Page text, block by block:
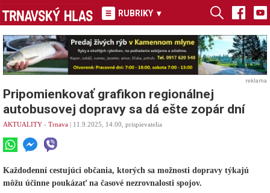
RUBRIKY ▾
reklama
Pripomienkovať grafikon regionálnej
autobusovej dopravy sa dá ešte zopár dní
AKTUALITY - Trnava | 11.9.2025, 14.00, prispievatelia
Každodenní cestujúci občania, ktorých sa možnosti dopravy týkajú
môžu účinne poukázať na časové nezrovnalosti spojov.